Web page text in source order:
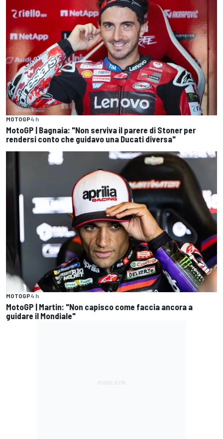
MOTOGP4 h
MotoGP | Bagnaia: "Non serviva il parere di Stoner per
rendersi conto che guidavo una Ducati diversa"
MOTOGP4 h
MotoGP | Martin: "Non capisco come faccia ancora a
guidare il Mondiale"